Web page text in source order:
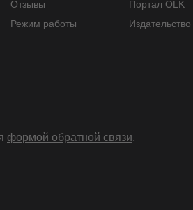
Отзывы
Режим работы
Портал OLK
формой обратной связи.